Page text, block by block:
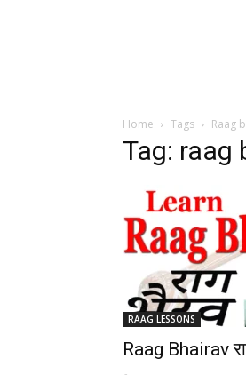
Home Tags Raag
Tag: raag
RAAG LESSONS
Raag Bhairav